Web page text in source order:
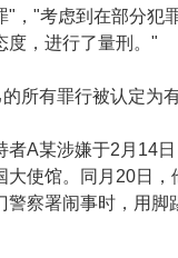
"，"考虑到在部分犯
度，进行了量刑。"
所有罪行被认定为
者A某涉嫌于2月14
大使馆。同月20日，
警察署闹事时，用脚